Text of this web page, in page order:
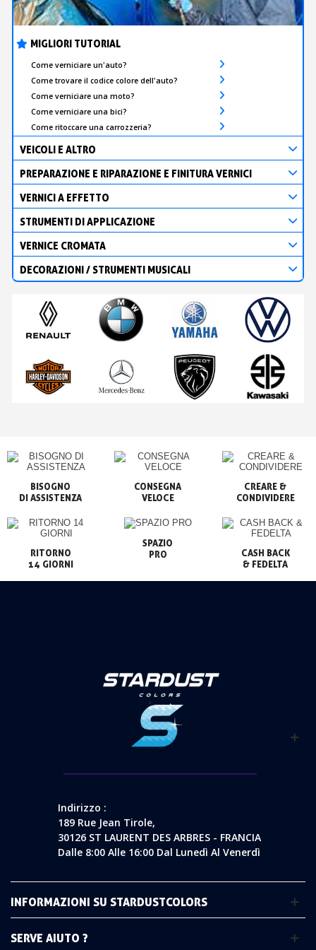
MIGLIORI TUTORIAL
Come verniciare un'auto?
Come trovare il codice colore dell'auto?
Come verniciare una moto?
Come verniciare una bici?
Come ritoccare una carrozzeria?
VEICOLI E ALTRO
PREPARAZIONE E RIPARAZIONE E FINITURA VERNICI
VERNICI A EFFETTO
STRUMENTI DI APPLICAZIONE
VERNICE CROMATA
DECORAZIONI / STRUMENTI MUSICALI
BISOGNO
CONSEGNA
VELOCE
CREARE &
CONDIVIDERE
RITORNO
14 GIORNI
SPAZIO
PRO
CASH BACK
& FEDELTA
Indirizzo :
189 Rue Jean Tirole,
30126 ST LAURENT DES ARBRES - FRANCIA
Dalle 8:00 Alle 16:00 Dal Lunedì Al Venerdì
INFORMAZIONI SU STARDUSTCOLORS
SERVE AIUTO ?